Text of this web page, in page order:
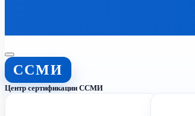
ССМИ
Центр сертификации ССМИ